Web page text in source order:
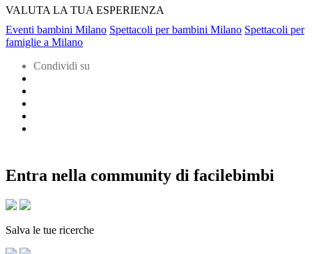
VALUTA LA TUA ESPERIENZA
Eventi bambini Milano Spettacoli per bambini Milano Spettacoli per
famiglie a Milano
Condividi su
Entra nella community di facilebimbi
Salva le tue ricerche